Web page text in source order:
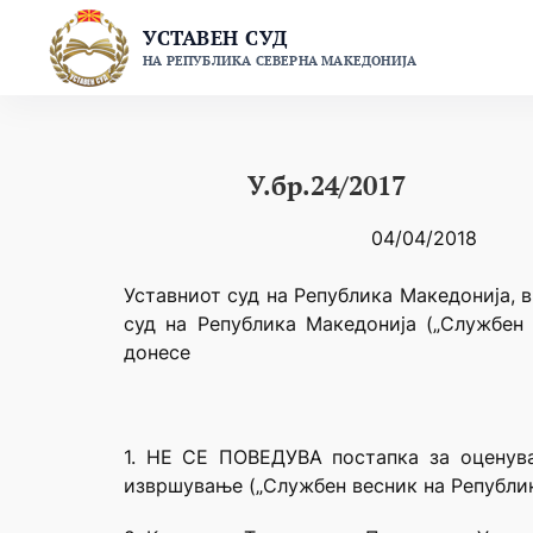
content
УСТАВЕН СУД
НА РЕПУБЛИКА СЕВЕРНА МАКЕДОНИЈА
У.бр.24/2017
04/04/2018
Уставниот суд на Република Македонија,
суд на Република Македонија
донесе
1. НЕ СЕ ПОВЕДУВА постапка за
извршување („Службен весник на